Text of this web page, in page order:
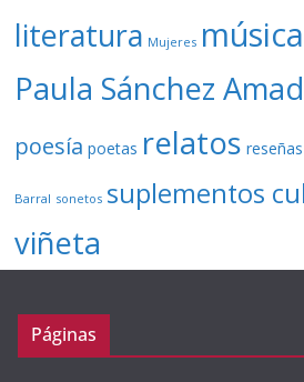
literatura Mujeres música
Paula Sánchez
poesía poetas relatos reseñas
Barral sonetos suplementos
viñeta
Páginas